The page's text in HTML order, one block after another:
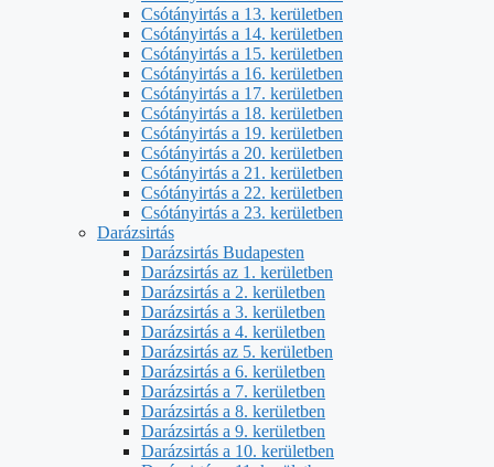
Csótányirtás a 13. kerületben
Csótányirtás a 14. kerületben
Csótányirtás a 15. kerületben
Csótányirtás a 16. kerületben
Csótányirtás a 17. kerületben
Csótányirtás a 18. kerületben
Csótányirtás a 19. kerületben
Csótányirtás a 20. kerületben
Csótányirtás a 21. kerületben
Csótányirtás a 22. kerületben
Csótányirtás a 23. kerületben
Darázsirtás
Darázsirtás Budapesten
Darázsirtás az 1. kerületben
Darázsirtás a 2. kerületben
Darázsirtás a 3. kerületben
Darázsirtás a 4. kerületben
Darázsirtás az 5. kerületben
Darázsirtás a 6. kerületben
Darázsirtás a 7. kerületben
Darázsirtás a 8. kerületben
Darázsirtás a 9. kerületben
Darázsirtás a 10. kerületben